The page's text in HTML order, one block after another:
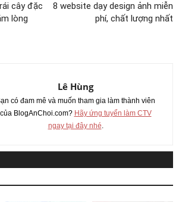
cây đặc
lòng
8 website dạy design ảnh miễn
phí, chất lượng nhất
Lê Hùng
có đam mê và muốn tham gia làm thành viên
của BlogAnChoi.com? Hãy ứng tuyển làm CTV
ngay tại đây nhé.